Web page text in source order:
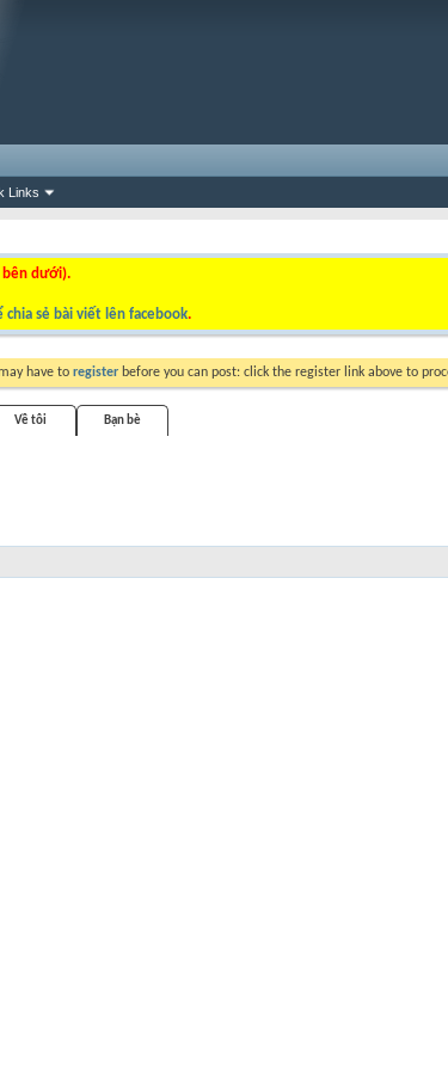
Links
bên dưới).
chia sẻ bài viết lên facebook.
have to register before you can post: click the register link above to
Về tôi Bạn bè